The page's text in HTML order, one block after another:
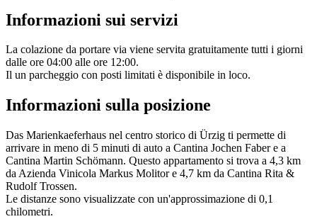
Informazioni sui servizi
La colazione da portare via viene servita gratuitamente tutti i giorni
dalle ore 04:00 alle ore 12:00.
Il un parcheggio con posti limitati è disponibile in loco.
Informazioni sulla posizione
Das Marienkaeferhaus nel centro storico di Ürzig ti permette di
arrivare in meno di 5 minuti di auto a Cantina Jochen Faber e a
Cantina Martin Schömann. Questo appartamento si trova a 4,3 km
da Azienda Vinicola Markus Molitor e 4,7 km da Cantina Rita &
Rudolf Trossen.
Le distanze sono visualizzate con un'approssimazione di 0,1
chilometri.